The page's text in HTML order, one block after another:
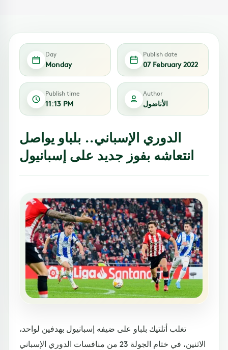
Day
Monday
Publish date
07 February 2022
Publish time
11:13 PM
Author
الأناضول
الدوري الإسباني.. بلباو يواصل
انتعاشه بفوز جديد على إسبانيول
تغلب أتلتيك بلباو على ضيفه إسبانيول بهدفين لواحد،
الاثنين، في ختام الجولة 23 من منافسات الدوري الإسباني